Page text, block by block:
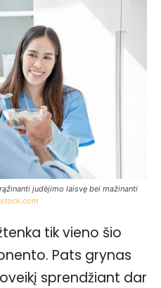
judėjimo laisvę bei mažinanti
tik vieno šio
Pats grynas
sprendžiant dar